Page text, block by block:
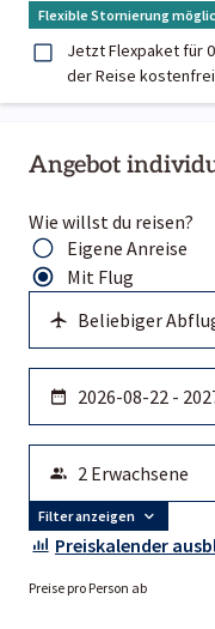
Angebot
Wie willst du reisen?
Eigene Anreise
Mit Flug
Filter anzeigen
Preiskalender
Preise pro Person ab
Flexible Stornierung
Jetzt Flexpaket für
der Reise